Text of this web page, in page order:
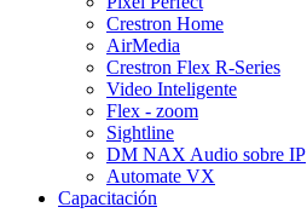
Crestron Home
AirMedia
Crestron Flex R-Series
Video Inteligente
Flex - zoom
Sightline
DM NAX Audio sobre IP
Automate VX
Capacitación